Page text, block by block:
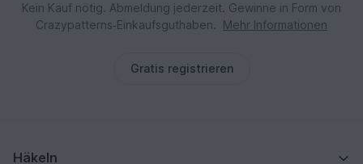
Kein Kauf nötig. Abmeldung jederzeit. Gewinne in Form von
Crazypatterns‑Einkaufsguthaben.
Mehr Informationen
Gratis registrieren
Häkeln